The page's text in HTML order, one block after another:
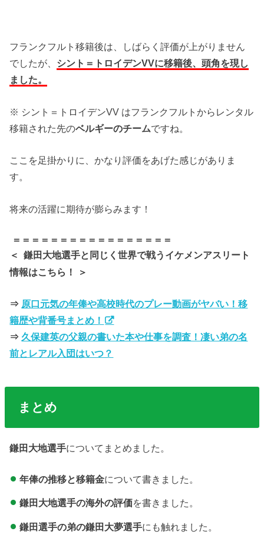
フランクフルト移籍後は、しばらく評価が上がりません
でしたが、 シント＝トロイデンVVに移籍後、頭角を現し
ました。
※ シント＝トロイデンVV はフランクフルトからレンタル
移籍された先のベルギーのチームですね。
ここを足掛かりに、かなり評価をあげた感じがありま
す。
将来の活躍に期待が膨らみます！
＝＝＝＝＝＝＝＝＝＝＝＝＝＝＝＝＝
＜
鎌田大地選手と同じく世界で戦うイケメンアスリート
情報はこちら！ ＞
⇒ 原口元気の年俸や高校時代のプレー動画がヤバい！移
籍歴や背番号まとめ！
⇒久保建英の父親の書いた本や仕事を調査！凄い弟の名
前とレアル入団はいつ？
まとめ
鎌田大地選手についてまとめました。
年俸の推移と移籍金について書きました。
鎌田大地選手の海外の評価を書きました。
鎌田選手の弟の鎌田大夢選手にも触れました。